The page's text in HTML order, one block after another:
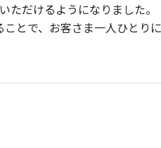
だけるようになりました。
とで、お客さま一人ひとり